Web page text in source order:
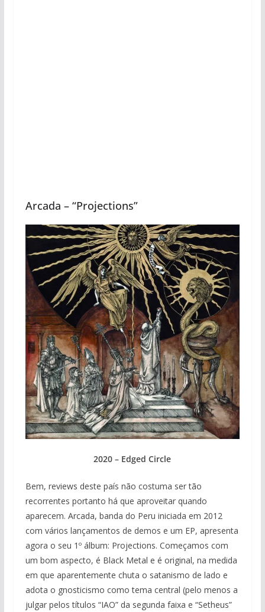
Arcada – “Projections”
2020 – Edged Circle
Bem, reviews deste país não costuma ser tão
recorrentes portanto há que aproveitar quando
aparecem. Arcada, banda do Peru iniciada em 2012
com vários lançamentos de demos e um EP, apresenta
agora o seu 1º álbum: Projections. Começamos com
um bom aspecto, é Black Metal e é original, na medida
em que aparentemente chuta o satanismo de lado e
adota o gnosticismo como tema central (pelo menos a
julgar pelos títulos “IAO” da segunda faixa e “Setheus”